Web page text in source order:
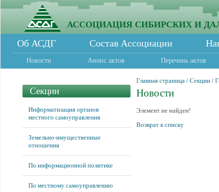
АССОЦИАЦИЯ СИБИРСКИХ И
Об АСДГ Состав Ассоциации
Новости Анонс актов Перечень актов
Секции
Информатизация органов
местного самоуправления
Земельно-имущественные
отношения
По информационной политике
По местному самоуправлению
Главная страница / Секции /
Новости
Элемент не найден!
Возврат к списку